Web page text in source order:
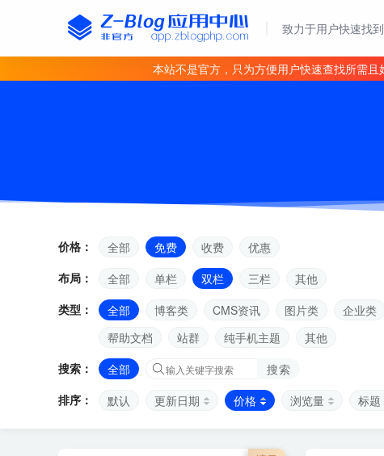
致力于用户快速找
本站不是官方，只为方便用户快速查找所需
价格： 全部 免费 收费
优惠
布局：
全部 单栏 双栏 三栏
其他
类型：
全部 博客类 CMS资讯 图片类 企业类
帮助文档
站群 纯手机主题
其他
搜索：
全部
搜索
排序：
默认 更新日期 价格 浏览量 标题